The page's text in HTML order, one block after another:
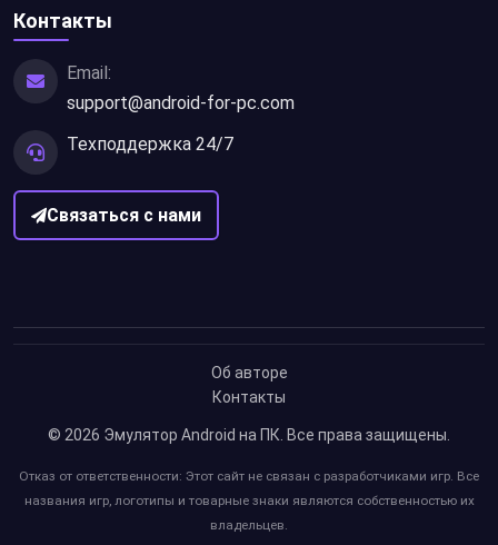
Контакты
Email:
support@android-for-pc.com
Техподдержка 24/7
Связаться с нами
Об авторе
Контакты
© 2026 Эмулятор Android на ПК. Все права защищены.
Отказ от ответственности: Этот сайт не связан с разработчиками игр. Все
названия игр, логотипы и товарные знаки являются собственностью их
владельцев.